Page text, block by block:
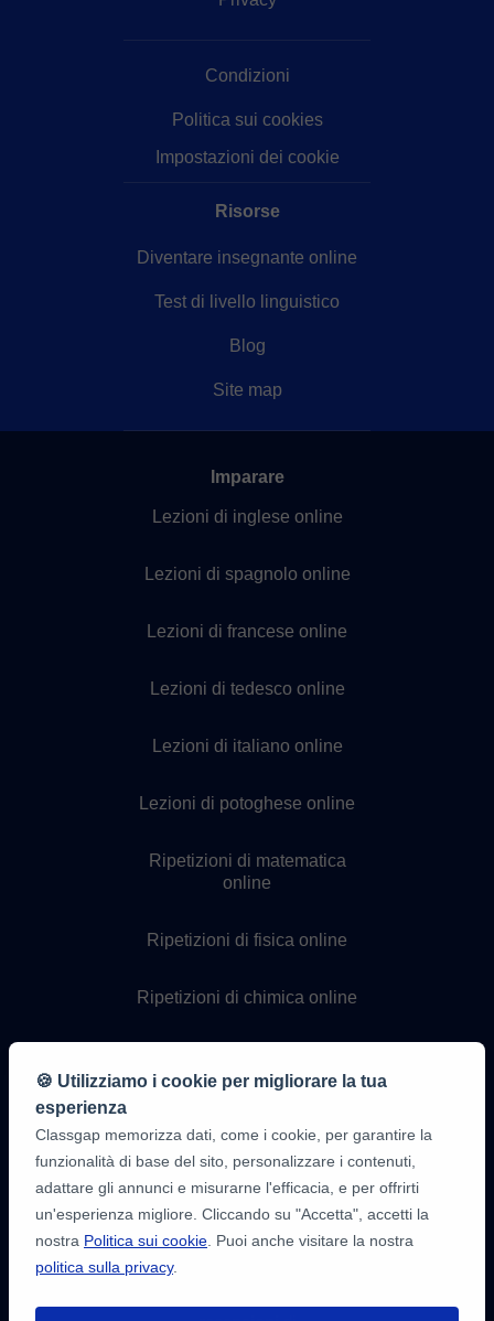
Condizioni
Politica sui cookies
Impostazioni dei cookie
Risorse
Diventare insegnante online
Test di livello linguistico
Blog
Site map
Imparare
Lezioni di inglese online
Lezioni di spagnolo online
Lezioni di francese online
Lezioni di tedesco online
Lezioni di italiano online
Lezioni di potoghese online
Ripetizioni di matematica
online
Ripetizioni di fisica online
Ripetizioni di chimica online
online
🍪 Utilizziamo i cookie per migliorare la tua
esperienza
Classgap memorizza dati, come i cookie, per garantire la
funzionalità di base del sito, personalizzare i contenuti,
adattare gli annunci e misurarne l'efficacia, e per offrirti
un'esperienza migliore. Cliccando su "Accetta", accetti la
nostra Politica sui cookie . Puoi anche visitare la nostra
politica sulla privacy.